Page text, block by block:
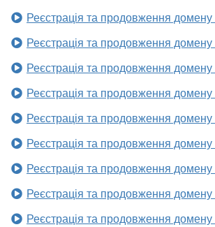
Реєстрація та продовження домену
Реєстрація та продовження домену
Реєстрація та продовження домену
Реєстрація та продовження домену
Реєстрація та продовження домену
Реєстрація та продовження домену
Реєстрація та продовження домену
Реєстрація та продовження домену
Реєстрація та продовження домену